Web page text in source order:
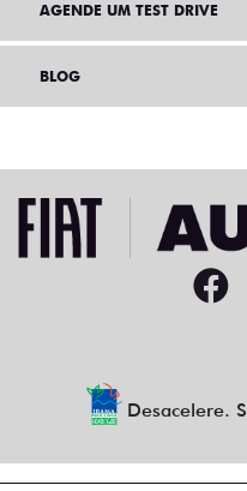
AGENDE UM TEST DRIVE
BLOG
Desacelere.